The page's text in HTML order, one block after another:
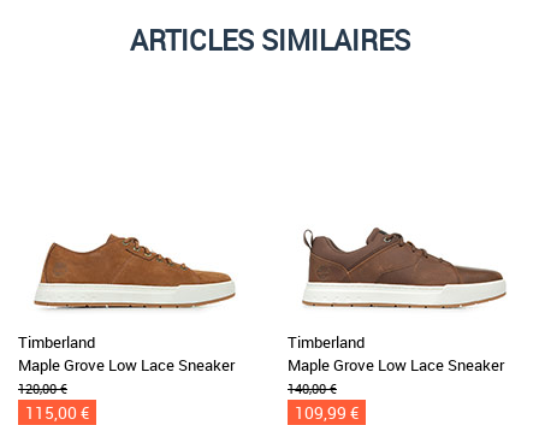
ARTICLES SIMILAIRES
Timberland
Maple Grove Low Lace Sneaker
120,00 €
115,00 €
Timberland
Maple Grove Low Lace Sneaker
140,00 €
109,99 €